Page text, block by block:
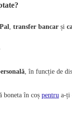
transfer bancar și
, în funcție de
boneta în coș pentru a-ți